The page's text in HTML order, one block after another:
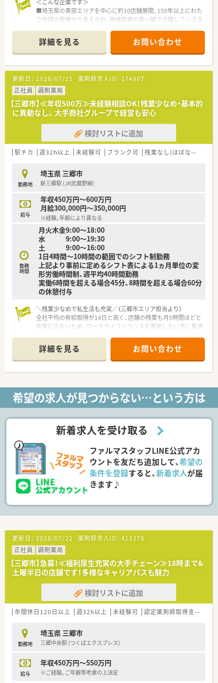
＜こんな企業です＞
■埼玉県の東部エリアを中心に約10店舗展開、150年以上にわた
り地域の皆様から支えられ、地域医療の第一線で活躍している企
■全体で100店舗以上の薬局を展開する総合商社のグループ企
業です。こちらは東証プライム上場企業のため、経営基盤が安定
しておりますので、長く安心してご勤務いただけます！
■店舗出店の特徴として、駅から徒歩圏内で通える好立地の店舗
が多め。従業員の通勤のしやすさは勿論のこと、地域住民の方
や、駅を利用する会社員の方、帰宅時に広域の医療機関の処方箋
をお持ちになる方など、多様な患者様にご利用頂いています。
■30～60代の幅広い世代の方が活躍！特にベテラン薬剤師が多
数在籍。教えて貰える環境・頼れる環境があるため安心してご勤
務いただけます！
＜働きやすい環境が整っています＞
■月間の時間外労働が全社平均で10時間未満！
■平均有給休暇取得日数は14日とプライベートとの両立も可能
■非常に働きやすい環境を整えているため定着率がよく、平均勤
続年数も10年以上になります！
■内部監査などもあり、労務管理などもしっかりしております
＜教育体制＞
■新入社員研修は勿論のこと、リーダーシップ研修や店舗管理研
修など、各自のキャリアアップに合わせた研修を実施しています
■薬局内研修や社外研修、幹部候補生には海外研修など、スキル
アップをサポートする充実の研修制度が整っています。
＜こんな店舗です＞
■車通勤可能、近隣に店舗があり、フォロー体制があります！
■こちらの店舗は残業も5時間ほどと特に少なめです
■個人在宅30名程度対応あり。運転業務は不要です！
■地域密着の薬局で勤務したい方。異動もほぼございません！
■未経験であるものの、これから薬局に挑戦していきたい方
詳細を見る お問い合わせ
更新日： 2026/07/15 薬剤師求人ID： 174907
正社員
調剤薬局
【三郷市】≪年収500万≫未経験相談OK！残業少なめ・基本的
に異動なし。大手商社グループで経営も安心
検討リストに追加
駅チカ 週32h以上 未経験可 ブランク可 残業なし(ほぼなし含む)
勤務地
埼玉県 三郷市
新三郷駅 (JR武蔵野線)
給与
年収450万円～600万円
月給300,000円～350,000円
※経験、年齢により異なる
勤務
時間
月火木金9:00～18:00
水 9:00～19:30
土 9:00～16:00
1日4時間～10時間の範囲でのシフト制勤務
上記より事前に定めるシフト表による1ヵ月単位の変
形労働時間制、週平均40時間勤務
実働6時間を超える場合45分、8時間を超える場合60分
の休憩付与
＼残業少なめで私生活も充実／（三郷市エリア担当より）
全社平均の有給取得が14日と高く、店舗の残業も月5時間ほどと
非常に少ないため、ワークライフバランスを重視したい方に最適
＊------------------------------------------＊
【店舗情報と応需状況について】
■最寄り駅の新三郷駅からバスで5分ほどの場所に位置してお
■近隣の総合病院から多種多様な総合科目に対応した処方箋を
面対応にて受けており、1日あたり250枚以上を応需します。
■医薬品の採用品目は1200品目を超えており、電子薬歴や円盤
【求人情報について】
きな異動は基本的にないため腰を据えて長期就業が可能です。
■平日は19時まで、土曜日は16時までの開局となっており、週40
時間勤務の変形労働時間制によるシフトを組んでいます。
■お休みは日曜日と祝日に加えてもう1日取得できる週休2日制
となっており、年間でしっかりとリフレッシュできます。
■有給休暇の平均取得日数が年間14日となっており、プライベ
ートの予定や家族との時間を大切にしながら就業できます。
■労務管理を行う内部監査体制が整っているため、過度な労働が
発生しにくく、無理のない健康的な働き方を維持できます。
【職場環境と雰囲気】
籍しており、人員体制が手厚くゆとりある環境です。
■30代の男性薬局長が店舗をまとめており、30代から60代まで
のベテランを含む幅広い年齢層が協調して働いています。
■店舗内にはお互いをサポートし合う風土が根付いており、人間
詳細を見る お問い合わせ
希望の求人が見つからない…という方は
新着求人を受け取る
ファルマスタッフLINE公式アカ
ウントを友だち追加して、希望の
条件を登録すると、新着求人が届
きます♪
更新日： 2026/07/22 薬剤師求人ID： 413378
正社員
調剤薬局
【三郷市】急募！≪福利厚生充実の大手チェーン≫18時まで&
土曜半日の店舗です！多様なキャリアパスも魅力
検討リストに追加
年間休日120日以上 週32h以上 未経験可 認定薬剤師取得支援あり
勤務地
埼玉県 三郷市
三郷中央駅 (つくばエクスプレス)
給与
年収450万円～550万円
※ご経験、ご年齢等考慮の上決定